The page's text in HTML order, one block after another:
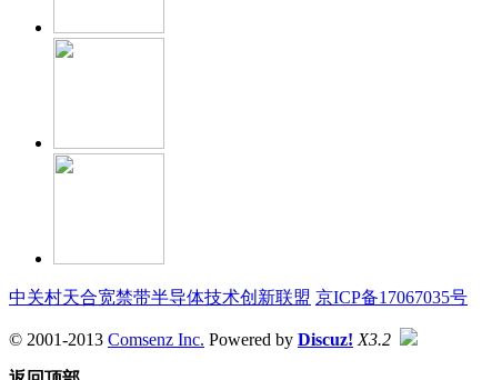
中关村天合宽禁带半导体技术创新联盟 京ICP备17067035号
© 2001-2013 Comsenz Inc. Powered by Discuz! X3.2